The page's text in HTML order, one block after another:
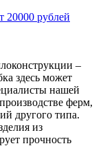
20000 рублей
–
здесь может
нашей
ферм,
другого типа.
из
прочность